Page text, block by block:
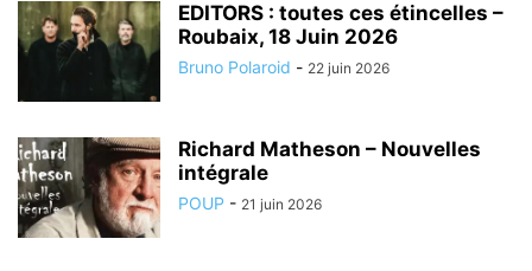
EDITORS : toutes ces étincelles –
Roubaix, 18 Juin 2026
Bruno Polaroid - 22 juin 2026
Richard Matheson – Nouvelles
intégrale
POUP - 21 juin 2026